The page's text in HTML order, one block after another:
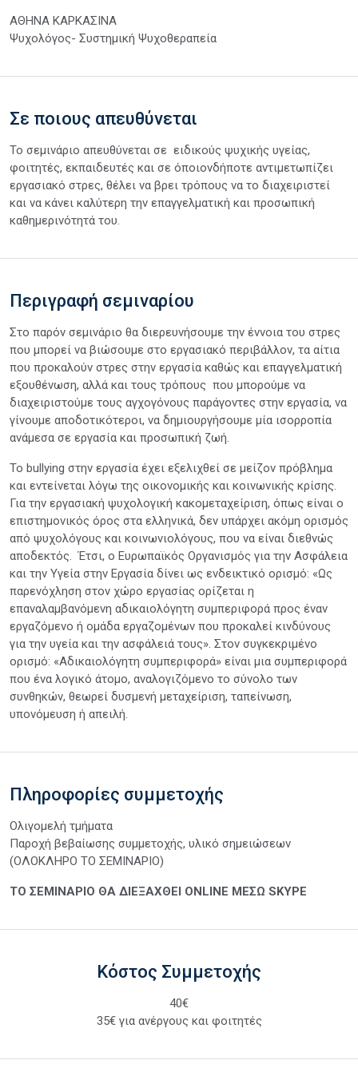
ΑΘΗΝΑ ΚΑΡΚΑΣΙΝΑ
Ψυχολόγος- Συστημική Ψυχοθεραπεία
Σε ποιους απευθύνεται
Το σεμινάριο απευθύνεται σε ειδικούς ψυχικής υγείας,
φοιτητές, εκπαιδευτές και σε όποιονδήποτε αντιμετωπίζει
εργασιακό στρες, θέλει να βρει τρόπους να το διαχειριστεί
και να κάνει καλύτερη την επαγγελματική και προσωπική
καθημερινότητά του.
Περιγραφή σεμιναρίου
Στο παρόν σεμινάριο θα διερευνήσουμε την έννοια του στρες
που μπορεί να βιώσουμε στο εργασιακό περιβάλλον, τα αίτια
που προκαλούν στρες στην εργασία καθώς και επαγγελματική
εξουθένωση, αλλά και τους τρόπους που μπορούμε να
διαχειριστούμε τους αγχογόνους παράγοντες στην εργασία, να
γίνουμε αποδοτικότεροι, να δημιουργήσουμε μία ισορροπία
ανάμεσα σε εργασία και προσωπική ζωή.
Το bullying στην εργασία έχει εξελιχθεί σε μείζον πρόβλημα
και εντείνεται λόγω της οικονομικής και κοινωνικής κρίσης.
Για την εργασιακή ψυχολογική κακομεταχείριση, όπως είναι ο
επιστημονικός όρος στα ελληνικά, δεν υπάρχει ακόμη ορισμός
από ψυχολόγους και κοινωνιολόγους, που να είναι διεθνώς
αποδεκτός. Έτσι, ο Ευρωπαϊκός Οργανισμός για την Ασφάλεια
και την Υγεία στην Εργασία δίνει ως ενδεικτικό ορισμό: «Ως
παρενόχληση στον χώρο εργασίας ορίζεται η
επαναλαμβανόμενη αδικαιολόγητη συμπεριφορά προς έναν
εργαζόμενο ή ομάδα εργαζομένων που προκαλεί κινδύνους
για την υγεία και την ασφάλειά τους». Στον συγκεκριμένο
ορισμό: «Αδικαιολόγητη συμπεριφορά» είναι μια συμπεριφορά
που ένα λογικό άτομο, αναλογιζόμενο το σύνολο των
συνθηκών, θεωρεί δυσμενή μεταχείριση, ταπείνωση,
υπονόμευση ή απειλή.
Πληροφορίες συμμετοχής
Ολιγομελή τμήματα
Παροχή βεβαίωσης συμμετοχής, υλικό σημειώσεων
(ΟΛΟΚΛΗΡΟ ΤΟ ΣΕΜΙΝΑΡΙΟ)
ΤΟ ΣΕΜΙΝΑΡΙΟ ΘΑ ΔΙΕΞΑΧΘΕΙ ONLINE ΜΕΣΩ SKYPE
Κόστος Συμμετοχής
40€
35€ για ανέργους και φοιτητές